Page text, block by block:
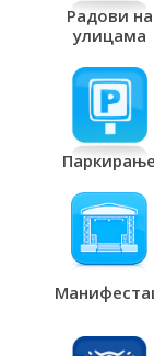
Радови на
улицама
Паркирање